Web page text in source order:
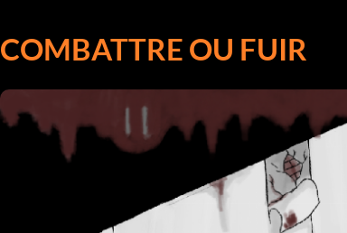
COMBATTRE OU FUIR